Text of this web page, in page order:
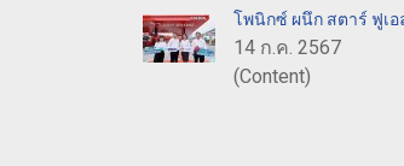
โพนิกซ์ ผนึก สตาร์ ฟูเ
14 ก.ค. 2567
(Content)